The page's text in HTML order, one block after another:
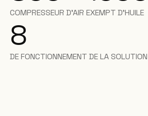
COMPRESSEUR D'AIR EXEMPT D'HUILE
8
DE FONCTIONNEMENT DE LA SOLUTION